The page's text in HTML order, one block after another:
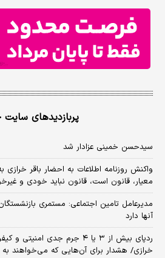
پربازدیدهای
سیدحسن خمینی عزادار شد
واکنش روزنامه اطلاعات به احضار باقر خرازی
معیار، قانون است، قانون نباید خودی و
مدیرعامل تامین اجتماعی: مستمری
آنها دارد
ردپای بیش از ۳ یا ۴ جرم جدی
خرازی/ هشدار برای آن‌هایی که می‌خواهند به ۲۵۰ هزار نفر بپیوندند